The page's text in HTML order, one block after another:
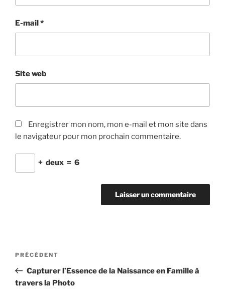
E-mail*
Site web
Enregistrer mon nom, mon e-mail et mon site dans
le navigateur pour mon prochain commentaire.
+ deux = 6
Navigation
l’article
Article
précédent
PRÉCÉDENT
Capturer l’Essence de la Naissance en Famille à
travers la Photo